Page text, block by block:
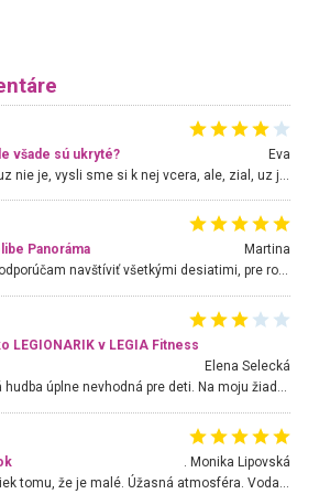
všade sú ukryté?
Eva
Panoráma
Martina
Nádherné miesto ktoré odporúčam navštíviť všetkými desiatimi, pre rodiny s deťmi, dôchodcom... Proste a jednoducho ozaj rozprávkový les.. určite ešte prídeme. Odniesli sme si na pamiatku krásne tričká,
LEGIONARIK v LEGIA Fitness
Elena Selecká
Kútik výborný, ale hlučná hudba úplne nevhodná pre deti. Na moju žiadosť o aspoň sušenie nereagovali.
. Monika Lipovská